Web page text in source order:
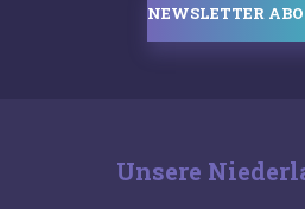
NEWSLETTER
Unsere